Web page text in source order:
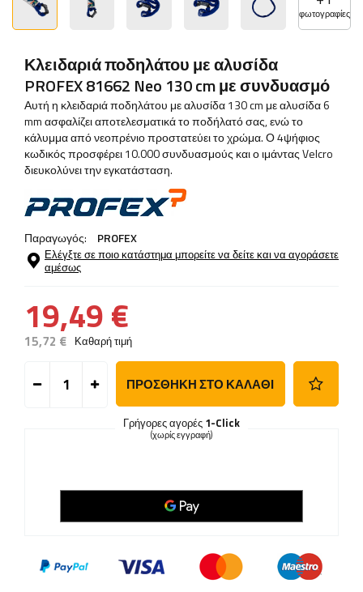
φωτογραφίες
Κλειδαριά ποδηλάτου με αλυσίδα
PROFEX 81662 Neo 130 cm με συνδυασμό
Αυτή η κλειδαριά ποδηλάτου με αλυσίδα 130 cm με αλυσίδα 6
mm ασφαλίζει αποτελεσματικά το ποδήλατό σας, ενώ το
κάλυμμα από νεοπρένιο προστατεύει το χρώμα. Ο 4ψήφιος
κωδικός προσφέρει 10.000 συνδυασμούς και ο ιμάντας Velcro
διευκολύνει την εγκατάσταση.
Παραγωγός: PROFEX
Ελέγξτε σε ποιο κατάστημα μπορείτε να δείτε και να αγοράσετε
αμέσως
19,49 €
15,72 € Καθαρή τιμή
ΠΡΟΣΘΉΚΗ ΣΤΟ ΚΑΛΆΘΙ
Γρήγορες αγορές 1-Click
(χωρίς εγγραφή)